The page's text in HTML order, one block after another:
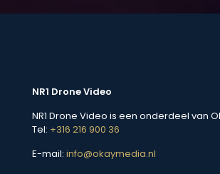
NR1 Drone Video
NR1 Drone Video is een onderdeel van
Tel: +316 216 900 36
E-mail: info@okaymedia.nl